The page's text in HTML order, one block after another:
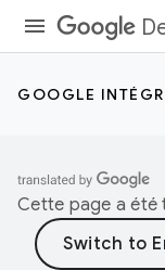
GOOGLE
Cette page a été